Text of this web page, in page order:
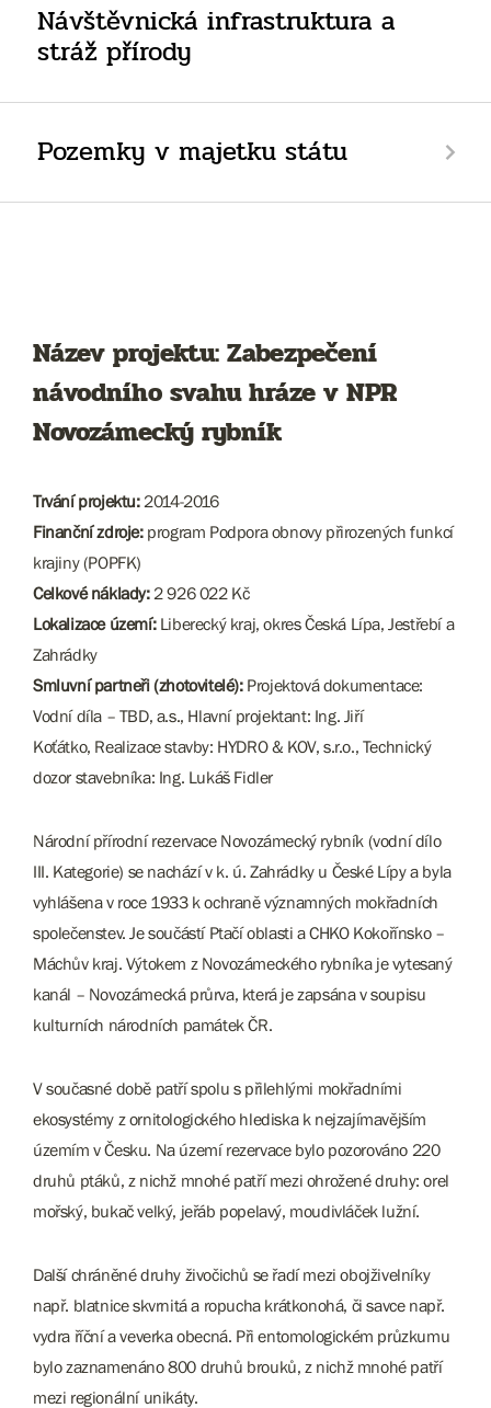
Návštěvnická infrastruktura a
stráž přírody
Pozemky v majetku státu
Název projektu: Zabezpečení
návodního svahu hráze v NPR
Novozámecký rybník
Trvání projektu:2014-2016
Finanční zdroje: program Podpora obnovy přirozených funkcí
krajiny (POPFK)
Celkové náklady: 2 926 022 Kč
Lokalizace území: Liberecký kraj, okres Česká Lípa, Jestřebí a
Zahrádky
Smluvní partneři (zhotovitelé): Projektová dokumentace:
Vodní díla – TBD, a.s., Hlavní projektant: Ing. Jiří
Koťátko, Realizace stavby: HYDRO & KOV, s.r.o., Technický
dozor stavebníka: Ing. Lukáš Fidler
Národní přírodní rezervace Novozámecký rybník (vodní dílo
III. Kategorie) se nachází v k. ú. Zahrádky u České Lípy a byla
vyhlášena v roce 1933 k ochraně významných mokřadních
společenstev. Je součástí Ptačí oblasti a CHKO Kokořínsko –
Máchův kraj. Výtokem z Novozámeckého rybníka je vytesaný
kanál – Novozámecká průrva, která je zapsána v soupisu
kulturních národních památek ČR.
V současné době patří spolu s přilehlými mokřadními
ekosystémy z ornitologického hlediska k nejzajímavějším
územím v Česku. Na území rezervace bylo pozorováno 220
druhů ptáků, z nichž mnohé patří mezi ohrožené druhy: orel
mořský, bukač velký, jeřáb popelavý, moudivláček lužní.
Další chráněné druhy živočichů se řadí mezi obojživelníky
např. blatnice skvrnitá a ropucha krátkonohá, či savce např.
vydra říční a veverka obecná. Při entomologickém průzkumu
bylo zaznamenáno 800 druhů brouků, z nichž mnohé patří
mezi regionální unikáty.